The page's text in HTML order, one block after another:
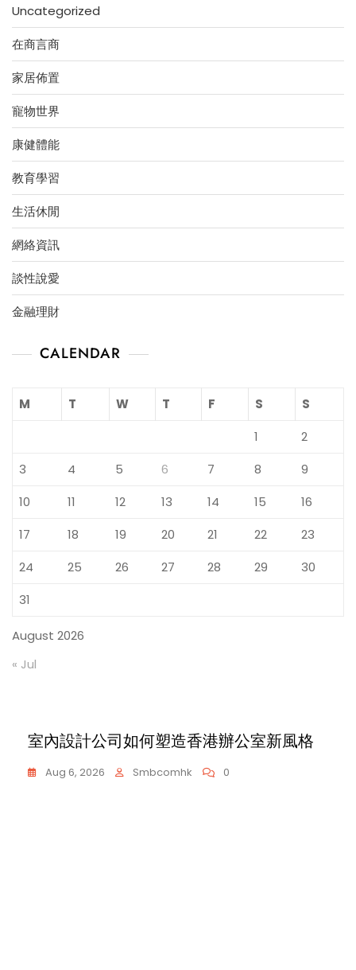
Uncategorized
在商言商
家居佈置
寵物世界
康健體能
教育學習
生活休閒
網絡資訊
談性說愛
金融理財
CALENDAR
August 2026
M T W T F S
S
1
2
3
4 5 6 7 8
9
10
11 12 13 14 15
16
17
18 19 20 21 22
23
24
25 26 27 28 29
30
31
« Jul
室內設計公司如何塑造香港辦公室新風格
Aug 6, 2026 Smbcomhk 0